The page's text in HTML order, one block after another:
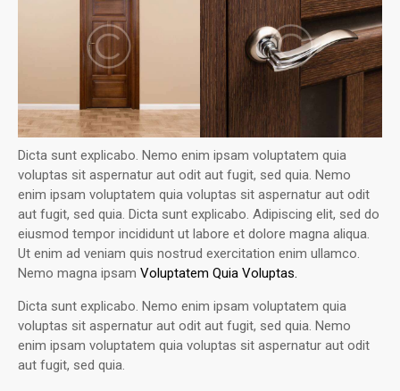
Dicta sunt explicabo. Nemo enim ipsam voluptatem quia
voluptas sit aspernatur aut odit aut fugit, sed quia. Nemo
enim ipsam voluptatem quia voluptas sit aspernatur aut odit
aut fugit, sed quia. Dicta sunt explicabo. Adipiscing elit, sed do
eiusmod tempor incididunt ut labore et dolore magna aliqua.
Ut enim ad veniam quis nostrud exercitation enim ullamco.
Nemo magna ipsam Voluptatem Quia Voluptas.
Dicta sunt explicabo. Nemo enim ipsam voluptatem quia
voluptas sit aspernatur aut odit aut fugit, sed quia. Nemo
enim ipsam voluptatem quia voluptas sit aspernatur aut odit
aut fugit, sed quia.